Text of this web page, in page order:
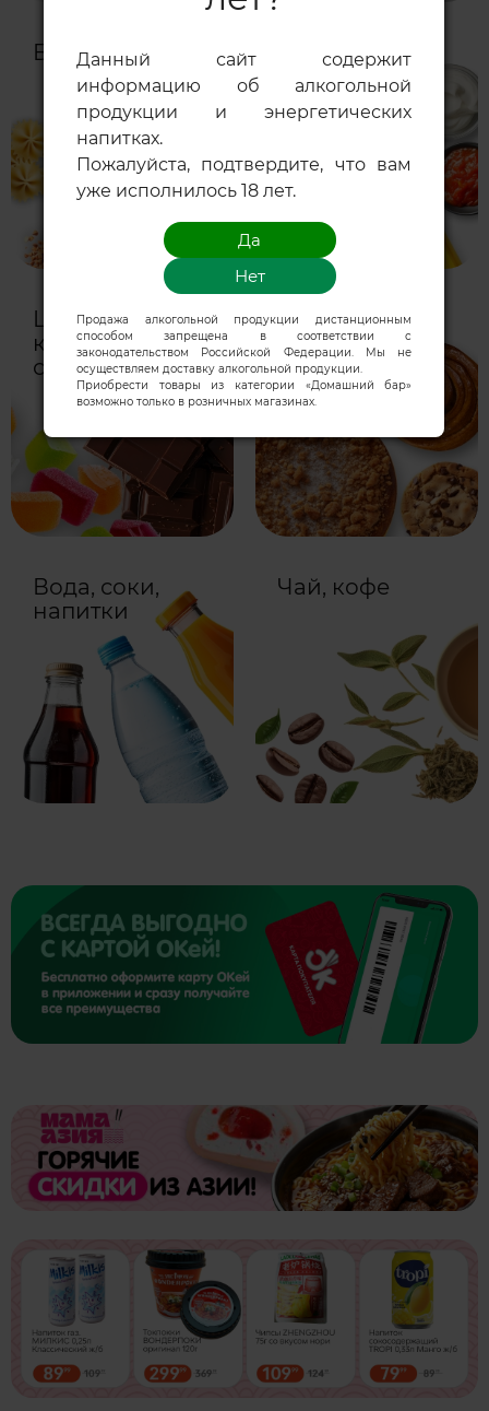
Бакалея
Масло, соусы,
специи
Шоколад,
конфеты,
сладости
Кондитерские
изделия и
выпечка
Вода, соки,
напитки
Чай, кофе
Данный сайт содержит
информацию об алкогольной
продукции и энергетических
напитках.
Пожалуйста, подтвердите, что вам
уже исполнилось 18 лет.
Продажа алкогольной продукции дистанционным
способом запрещена в соответствии с
законодательством Российской Федерации. Мы не
осуществляем доставку алкогольной продукции.
Приобрести товары из категории «Домашний бар»
возможно только в розничных магазинах.